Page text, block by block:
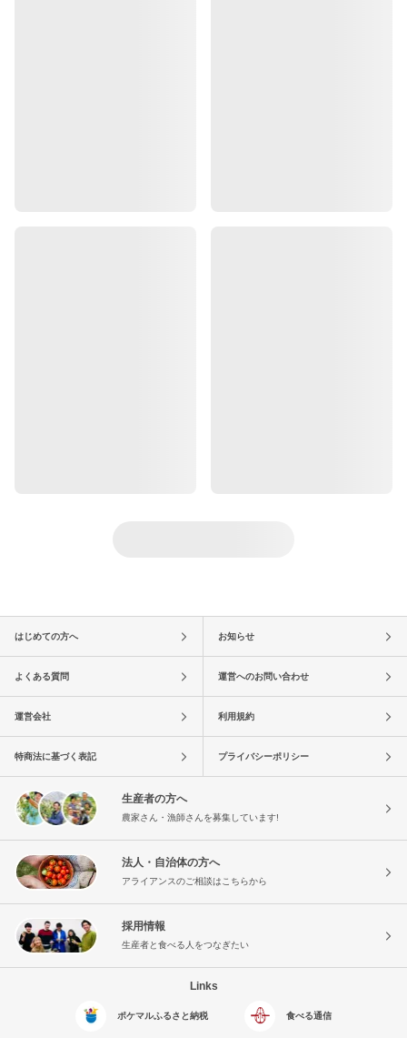
はじめての方へ お知らせ
よくある質問 運営へのお問い合わせ
運営会社 利用規約
特商法に基づく表記 プライバシーポリシー
生産者の方へ
農家さん・漁師さんを募集しています!
法人・自治体の方へ
アライアンスのご相談はこちらから
採用情報
生産者と食べる人をつなぎたい
Links
ポケマルふるさと納税 食べる通信